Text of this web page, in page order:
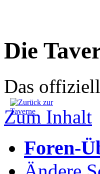
Die
Das
Zum Inhalt
Foren-